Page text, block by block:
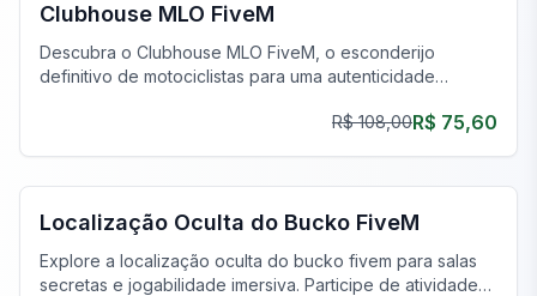
Clubhouse MLO FiveM
Descubra o Clubhouse MLO FiveM, o esconderijo
definitivo de motociclistas para uma autenticidade
R$ 108,00R$ 75,60
FiveM Gangue MLO
Localização Oculta do Bucko FiveM
Explore a localização oculta do bucko fivem para salas
secretas e jogabilidade imersiva. Participe de atividades